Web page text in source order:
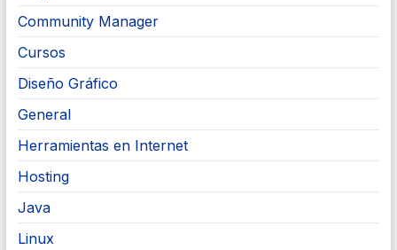
Community Manager
Cursos
Diseño Gráfico
General
Herramientas en Internet
Hosting
Java
Linux